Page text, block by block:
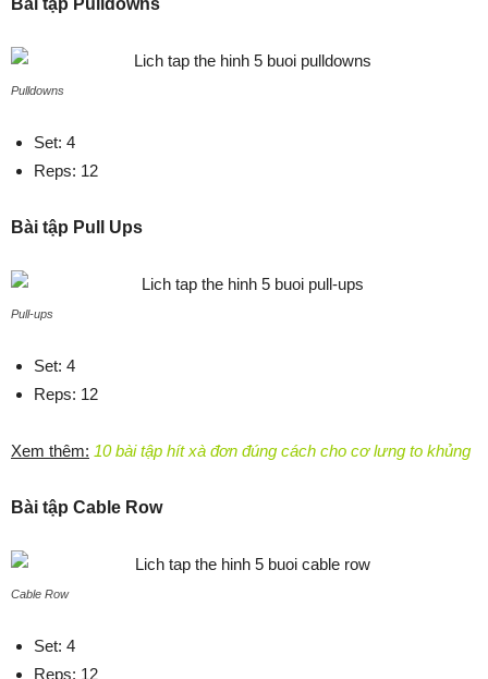
Bài tập Pulldowns
Pulldowns
Set: 4
Reps: 12
Bài tập Pull Ups
Pull-ups
Set: 4
Reps: 12
Xem thêm: 10 bài tập hít xà đơn đúng cách cho cơ lưng to khủng
Bài tập Cable Row
Cable Row
Set: 4
Reps: 12